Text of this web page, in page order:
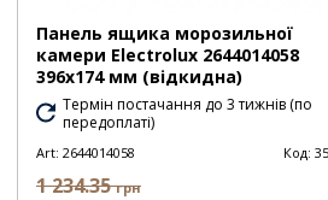
Панель ящика морозильної
камери Electrolux 2644014058
396х174 мм (відкидна)
Термін постачання до 3 тижнів (по
передоплаті)
Art: 2644014058 Код:
1 234.35 грн